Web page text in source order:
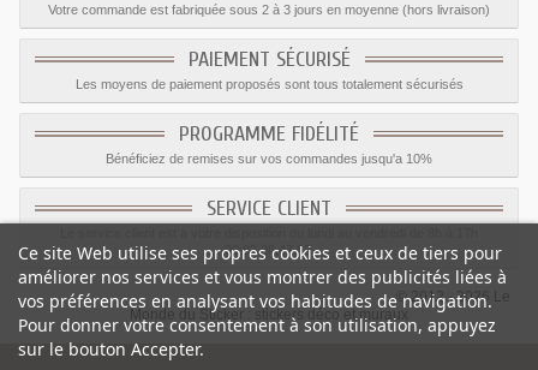
Votre commande est fabriquée sous 2 à 3 jours en moyenne (hors livraison)
PAIEMENT SÉCURISÉ
Les moyens de paiement proposés sont tous totalement sécurisés
PROGRAMME FIDÉLITÉ
Bénéficiez de remises sur vos commandes jusqu'a 10%
SERVICE CLIENT
09.82.28.47.69.
© 2012 - 2026 Le
Monde du Sticker :
stickers déco et muraux
Ce site Web utilise ses propres cookies et ceux de tiers pour
améliorer nos services et vous montrer des publicités liées à
vos préférences en analysant vos habitudes de navigation.
Pour donner votre consentement à son utilisation, appuyez
sur le bouton Accepter.